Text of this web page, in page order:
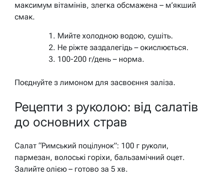
максимум вітамінів, злегка обсмажена – м’якший
смак.
Мийте холодною водою, сушіть.
Не ріжте заздалегідь – окислюється.
100-200 г/день – норма.
Поєднуйте з лимоном для засвоєння заліза.
Рецепти з руколою: від салатів
до основних страв
Салат “Римський поцілунок”: 100 г руколи,
пармезан, волоські горіхи, бальзамічний оцет.
Залийте олією – готово за 5 хв.